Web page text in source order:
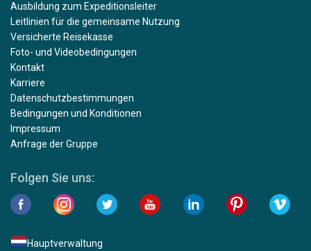
Ausbildung zum Expeditionsleiter
Leitlinien für die gemeinsame Nutzung
Versicherte Reisekasse
Foto- und Videobedingungen
Kontakt
Karriere
Datenschutzbestimmungen
Bedingungen und Konditionen
Impressum
Anfrage der Gruppe
Folgen Sie uns:
Hauptverwaltung